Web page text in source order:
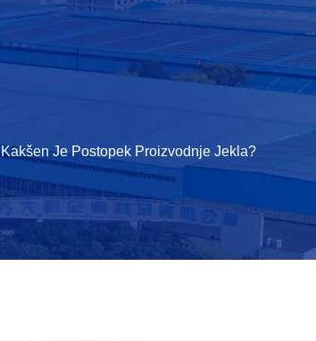
Kakšen Je Postopek Proizvodnje Jekla?